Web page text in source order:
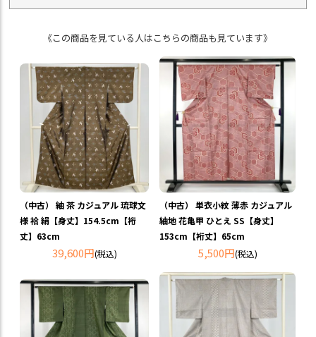
《この商品を見ている人はこちらの商品も見ています》
（中古） 紬 茶 カジュアル 琉球文
様 袷 絹【身丈】154.5cm【裄
丈】63cm
39,600円(税込)
（中古） 単衣小紋 薄赤 カジュアル
紬地 花亀甲 ひとえ SS【身丈】
153cm【裄丈】65cm
5,500円(税込)